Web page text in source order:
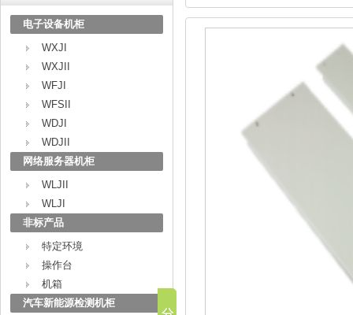
电子设备机柜
WXJI
WXJII
WFJI
WFSII
WDJI
WDJII
网络服务器机柜
WLJII
WLJI
非标产品
特定环境
操作台
机箱
汽车新能源检测机柜